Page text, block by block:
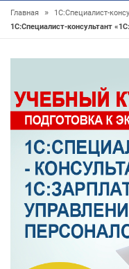
Главная » 1С:Специалист-
1С:Специалист-консультант